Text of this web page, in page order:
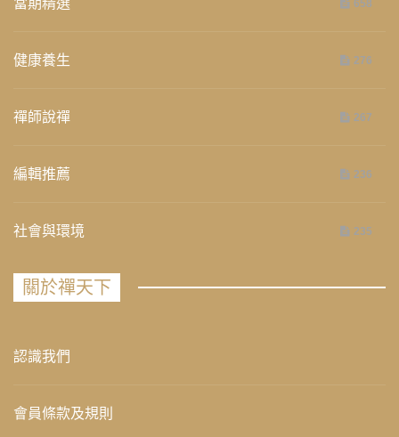
當期精選 658
健康養生 276
禪師說禪 267
編輯推薦 236
社會與環境 235
關於禪天下
認識我們
會員條款及規則